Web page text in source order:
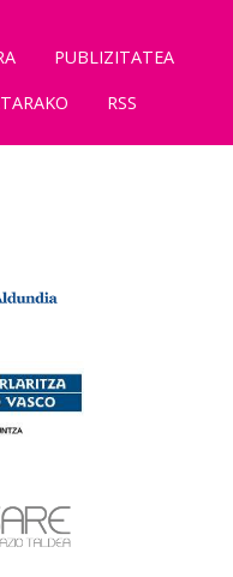
PUBLIZITATEA
RSS